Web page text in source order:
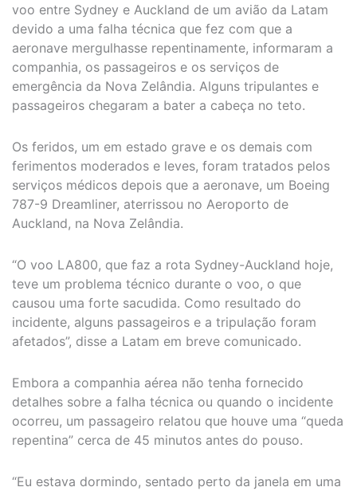
voo entre Sydney e Auckland de um avião da Latam
devido a uma falha técnica que fez com que a
aeronave mergulhasse repentinamente, informaram a
companhia, os passageiros e os serviços de
emergência da Nova Zelândia. Alguns tripulantes e
passageiros chegaram a bater a cabeça no teto.
Os feridos, um em estado grave e os demais com
ferimentos moderados e leves, foram tratados pelos
serviços médicos depois que a aeronave, um Boeing
787-9 Dreamliner, aterrissou no Aeroporto de
Auckland, na Nova Zelândia.
“O voo LA800, que faz a rota Sydney-Auckland hoje,
teve um problema técnico durante o voo, o que
causou uma forte sacudida. Como resultado do
incidente, alguns passageiros e a tripulação foram
afetados”, disse a Latam em breve comunicado.
Embora a companhia aérea não tenha fornecido
detalhes sobre a falha técnica ou quando o incidente
ocorreu, um passageiro relatou que houve uma “queda
repentina” cerca de 45 minutos antes do pouso.
“Eu estava dormindo, sentado perto da janela em uma